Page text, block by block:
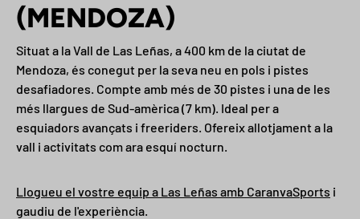
(MENDOZA)
Situat a la Vall de Las Leñas, a 400 km de la ciutat de
Mendoza, és conegut per la seva neu en pols i pistes
desafiadores. Compte amb més de 30 pistes i una de les
més llargues de Sud-amèrica (7 km). Ideal per a
esquiadors avançats i freeriders. Ofereix allotjament a la
vall i activitats com ara esquí nocturn.
Llogueu el vostre equip a Las Leñas amb CaranvaSports i
gaudiu de l'experiència.